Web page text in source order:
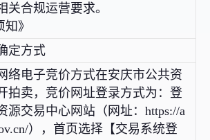
关合规运营要求。
》
定方式
络电子竞价方式在安庆市公共资
拍卖，竞价网址登录方式为：登
源交易中心网站（网址：https://a
），首页选择【交易系统登